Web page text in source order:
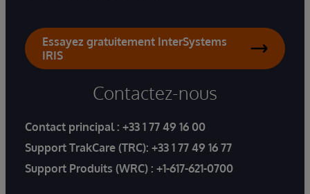
Essayez gratuitement InterSystems
IRIS
Contactez-nous
Contact principal : +33 1 77 49 16 00
Support TrakCare (TRC): +33 1 77 49 16 77
Support Produits (WRC) : +1-617-621-0700